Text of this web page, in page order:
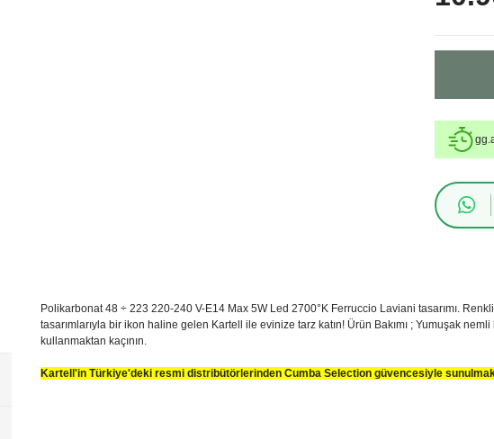
Polikarbonat 48 ÷ 223 220-240 V-E14 Max 5W Led 2700°K Ferruccio Laviani tasarımı.
tasarımlarıyla bir ikon haline gelen Kartell ile evinize tarz katın! Ürün Bakımı ; Yumuşak
kullanmaktan kaçının.
Kartell'in Türkiye'deki resmi distribütörlerinden Cumba Selection güvencesiyle